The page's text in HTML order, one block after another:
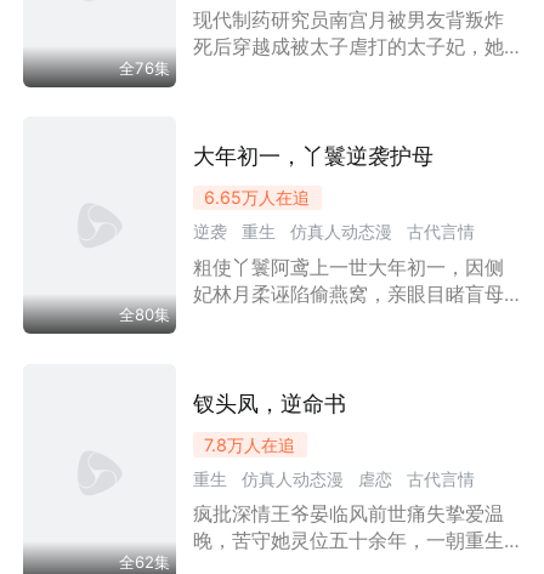
帝为巩固边防赐婚邵沉锋，让贺芳亭
与其一同前往朔北，临行前女儿江嘉
生，而江家则在自私内耗中逐渐走向
衰败。
全76集
古代言情
漫剧 王妃 权谋
婚姻
穿越时空
女性成长
现代制药研究员南宫月被男友背叛炸
死后穿越成被太子虐打的太子妃，她
术操控皇权陷害至死，最终触发时间
全80集
大年初一，丫鬟逆袭护母
6.65万人在追
逆袭
重生 仿真人动态漫
古代言情
漫剧
宫斗宅斗 王妃 复仇 情感流
粗使丫鬟阿鸢上一世大年初一，因侧
妃林月柔诬陷偷燕窝，亲眼目睹盲母
打。阿鸢舍身相护，获王爷与老王妃
爷战场救命之恩，又伪造身孕、雇凶
行刺、下毒构陷阿鸢，阴谋层层败
露。最终阿鸢集齐人证物证，揭穿其
全部恶行，林月柔打入冷宫后自食恶
全62集
钗头凤，逆命书
7.8万人在追
重生
仿真人动态漫 虐恋
古代言情
漫剧
励志 王妃 婚姻 甜宠
情感流
女性成长
疯批深情王爷晏临风前世痛失挚爱温
晚，苦守她灵位五十余年，一朝重生